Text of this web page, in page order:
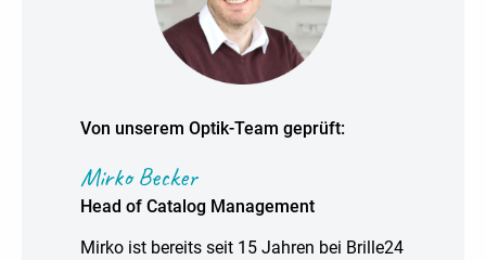
Von unserem Optik-Team geprüft:
Mirko Becker
Head of Catalog Management
Mirko ist bereits seit 15 Jahren bei Brille24